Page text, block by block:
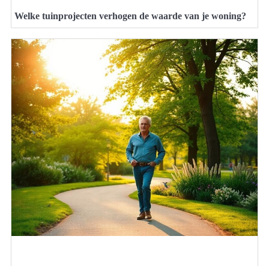
Welke tuinprojecten verhogen de waarde van je woning?